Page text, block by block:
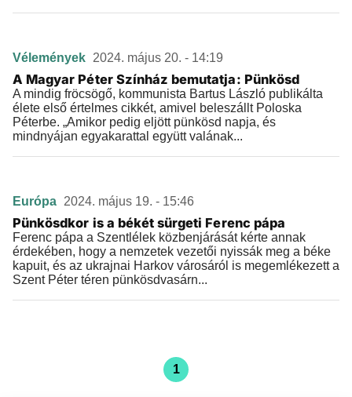
Vélemények 2024. május 20. - 14:19
A Magyar Péter Színház bemutatja: Pünkösd
A mindig fröcsögő, kommunista Bartus László publikálta
élete első értelmes cikkét, amivel beleszállt Poloska
Péterbe. „Amikor pedig eljött pünkösd napja, és
mindnyájan egyakarattal együtt valának...
Európa 2024. május 19. - 15:46
Pünkösdkor is a békét sürgeti Ferenc pápa
Ferenc pápa a Szentlélek közbenjárását kérte annak
érdekében, hogy a nemzetek vezetői nyissák meg a béke
kapuit, és az ukrajnai Harkov városáról is megemlékezett a
Szent Péter téren pünkösdvasárn...
1